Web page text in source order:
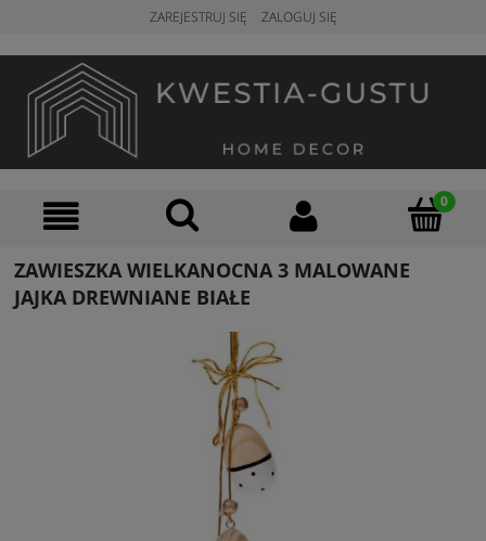
ZAREJESTRUJ SIĘ ZALOGUJ SIĘ
ZAWIESZKA WIELKANOCNA 3 MALOWANE
JAJKA DREWNIANE BIAŁE